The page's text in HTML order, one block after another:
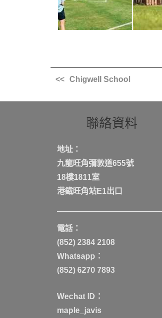
Chigwell School
聯絡資料
地址：
九龍旺角彌敦道655號
18樓1811室
港鐡旺角站E1出口
電話：
(852) 2384 2108
Whatsapp：
(852) 6270 7893
Wechat ID：
maple_javis